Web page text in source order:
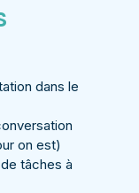
dans le
on est)
tâches à